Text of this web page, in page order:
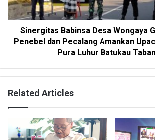
Sinergitas Babinsa Desa Wongaya
Penebel dan Pecalang Amankan
Pura Luhur Batukau
Related Articles